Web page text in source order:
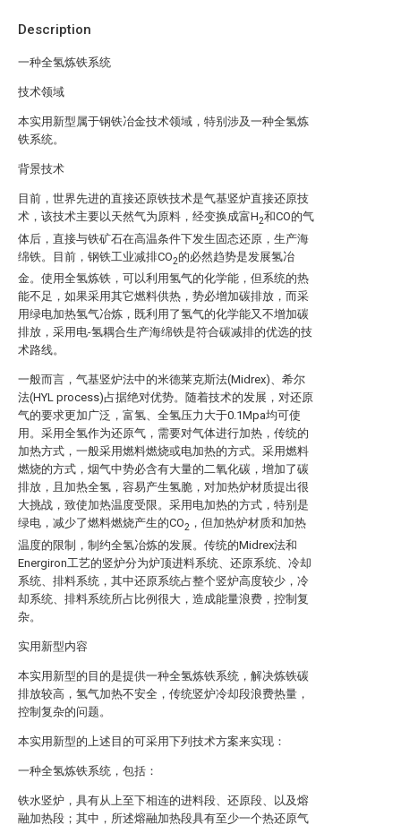
Description
一种全氢炼铁系统
技术领域
本实用新型属于钢铁冶金技术领域，特别涉及一种全氢炼
铁系统。
背景技术
目前，世界先进的直接还原铁技术是气基竖炉直接还原技
术，该技术主要以天然气为原料，经变换成富H2和CO的气
体后，直接与铁矿石在高温条件下发生固态还原，生产海
绵铁。目前，钢铁工业减排CO2的必然趋势是发展氢冶
金。使用全氢炼铁，可以利用氢气的化学能，但系统的热
能不足，如果采用其它燃料供热，势必增加碳排放，而采
用绿电加热氢气冶炼，既利用了氢气的化学能又不增加碳
排放，采用电-氢耦合生产海绵铁是符合碳减排的优选的技
术路线。
一般而言，气基竖炉法中的米德莱克斯法(Midrex)、希尔
法(HYL process)占据绝对优势。随着技术的发展，对还原
气的要求更加广泛，富氢、全氢压力大于0.1Mpa均可使
用。采用全氢作为还原气，需要对气体进行加热，传统的
加热方式，一般采用燃料燃烧或电加热的方式。采用燃料
燃烧的方式，烟气中势必含有大量的二氧化碳，增加了碳
排放，且加热全氢，容易产生氢脆，对加热炉材质提出很
大挑战，致使加热温度受限。采用电加热的方式，特别是
绿电，减少了燃料燃烧产生的CO2 ，但加热炉材质和加热
温度的限制，制约全氢冶炼的发展。传统的Midrex法和
Energiron工艺的竖炉分为炉顶进料系统、还原系统、冷却
系统、排料系统，其中还原系统占整个竖炉高度较少，冷
却系统、排料系统所占比例很大，造成能量浪费，控制复
杂。
实用新型内容
本实用新型的目的是提供一种全氢炼铁系统，解决炼铁碳
排放较高，氢气加热不安全，传统竖炉冷却段浪费热量，
控制复杂的问题。
本实用新型的上述目的可采用下列技术方案来实现：
一种全氢炼铁系统，包括：
铁水竖炉，具有从上至下相连的进料段、还原段、以及熔
融加热段；其中，所述熔融加热段具有至少一个热还原气